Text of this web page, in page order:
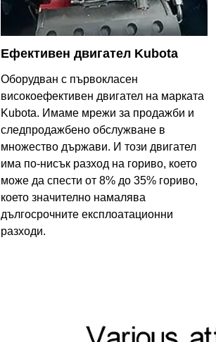
Ефективен двигател Kubota
Оборудван с първокласен
високоефективен двигател на марката
Kubota. Имаме мрежи за продажби и
следпродажбено обслужване в
множество държави. И този двигател
има по-нисък разход на гориво, което
може да спести от 8% до 35% гориво,
което значително намалява
дългосрочните експлоатационни
разходи.